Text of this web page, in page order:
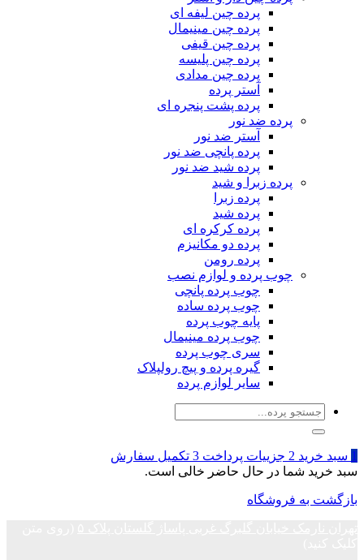
پرده چین لیفه ای
پرده چین مینیمال
پرده چین قیفی
پرده چین پلیسه
پرده چین مدادی
آستر پرده
پرده پشت پنجره ای
پرده ضد نور
آستر ضد نور
پرده پانچی ضد نور
پرده شید ضد نور
پرده زبرا و شید
پرده زبرا
پرده شید
پرده کرکره ای
پرده دو مکانیزم
پرده رومن
چوب پرده و لوازم نصب
چوب پرده پانچی
چوب پرده ساده
پایه چوب پرده
چوب پرده مینیمال
سری چوب پرده
گیره پرده و پیچ رولپلاک
سایر لوازم پرده
جستجو
سبد خرید2 جزییات پرداخت3 تکمیل سفارش
سبد خرید شما در حال حاضر خالی است.
بازگشت به فروشگاه